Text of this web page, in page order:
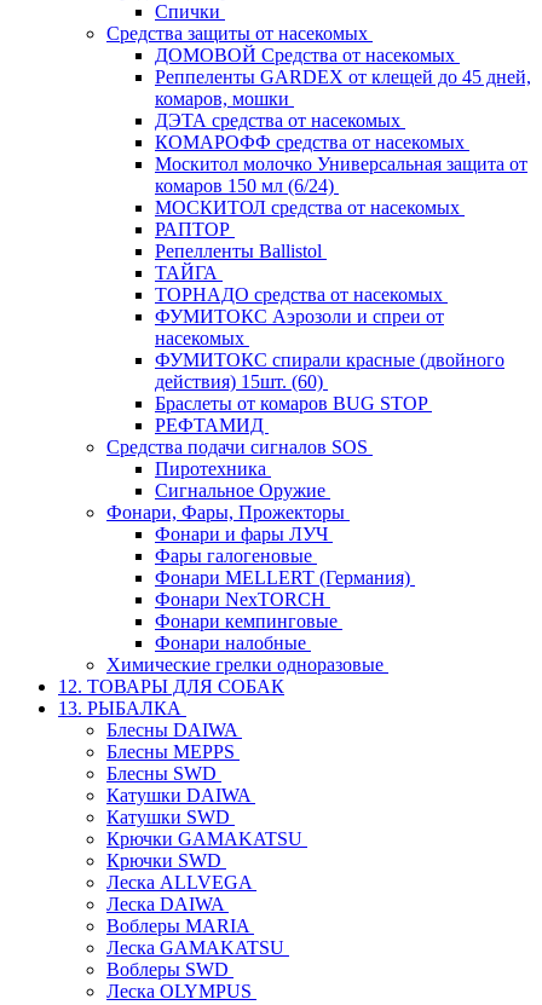
Спички
Средства защиты от насекомых
ДОМОВОЙ Средства от насекомых
Реппеленты GARDEX от клещей до 45 дней,
комаров, мошки
ДЭТА средства от насекомых
КОМАРОФФ средства от насекомых
Москитол молочко Универсальная защита от
комаров 150 мл (6/24)
МОСКИТОЛ средства от насекомых
РАПТОР
Репелленты Ballistol
ТАЙГА
ТОРНАДО средства от насекомых
ФУМИТОКС Аэрозоли и спреи от
насекомых
ФУМИТОКС спирали красные (двойного
действия) 15шт. (60)
Браслеты от комаров BUG STOP
РЕФТАМИД
Средства подачи сигналов SOS
Пиротехника
Сигнальное Оружие
Фонари, Фары, Прожекторы
Фонари и фары ЛУЧ
Фары галогеновые
Фонари MELLERT (Германия)
Фонари NexTORCH
Фонари кемпинговые
Фонари налобные
Химические грелки одноразовые
12. ТОВАРЫ ДЛЯ СОБАК
13. РЫБАЛКА
Блесны DAIWA
Блесны MEPPS
Блесны SWD
Катушки DAIWA
Катушки SWD
Крючки GAMAKATSU
Крючки SWD
Леска ALLVEGA
Леска DAIWA
Воблеры MARIA
Леска GAMAKATSU
Воблеры SWD
Леска OLYMPUS